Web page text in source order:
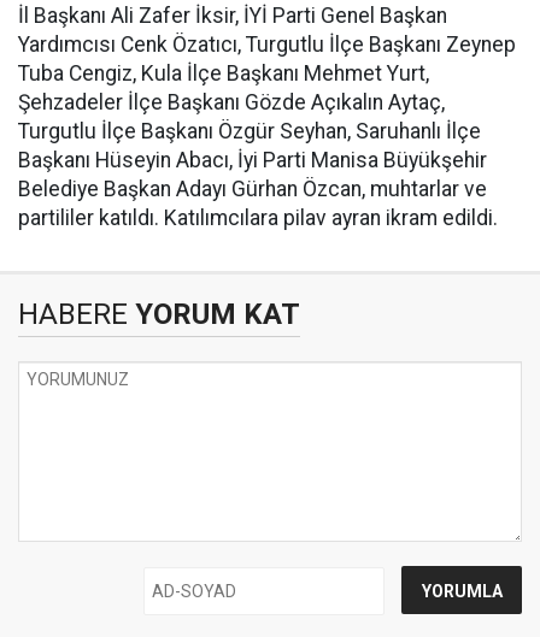
İl Başkanı Ali Zafer İksir, İYİ Parti Genel Başkan
Yardımcısı Cenk Özatıcı, Turgutlu İlçe Başkanı Zeynep
Tuba Cengiz, Kula İlçe Başkanı Mehmet Yurt,
Şehzadeler İlçe Başkanı Gözde Açıkalın Aytaç,
Turgutlu İlçe Başkanı Özgür Seyhan, Saruhanlı İlçe
Başkanı Hüseyin Abacı, İyi Parti Manisa Büyükşehir
Belediye Başkan Adayı Gürhan Özcan, muhtarlar ve
partililer katıldı. Katılımcılara pilav ayran ikram edildi.
HABERE YORUM KAT